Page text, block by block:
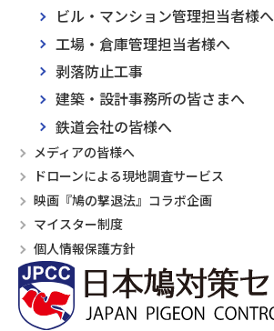
ビル・マンション管理担当者様へ
工場・倉庫管理担当者様へ
剥落防止工事
建築・設計事務所の皆さまへ
鉄道会社の皆様へ
メディアの皆様へ
ドローンによる現地調査サービス
映画『鳩の撃退法』コラボ企画
マイスター制度
個人情報保護方針